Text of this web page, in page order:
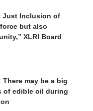
Just Inclusion of
but also
XLRI Board
There may be a big
of edible oil during